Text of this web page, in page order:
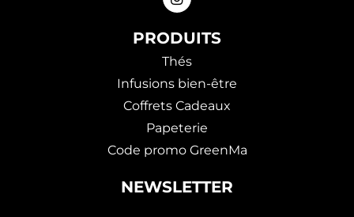
PRODUITS
Thés
Infusions bien-être
Coffrets Cadeaux
Papeterie
Code promo GreenMa
NEWSLETTER